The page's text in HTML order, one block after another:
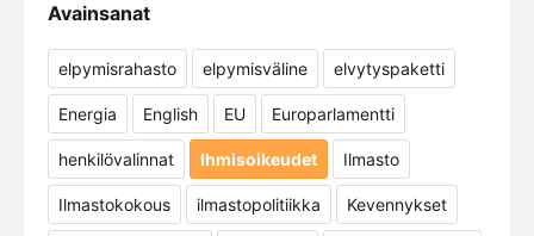
Avainsanat
elpymisrahasto elpymisväline elvytyspaketti
Energia English EU Europarlamentti
henkilövalinnat Ihmisoikeudet Ilmasto
Ilmastokokous ilmastopolitiikka Kevennykset